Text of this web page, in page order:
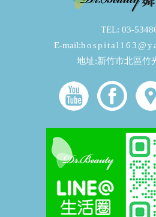
TEL: 03-
E-mail:
地址:新竹市北區竹